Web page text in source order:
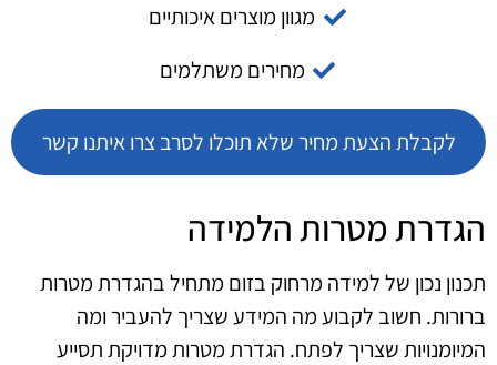
מגוון מוצרים איכותיים
מחירים משתלמים
לקבלת הצעת מחיר שלא תוכלו לסרב צרו איתנו קשר
הגדרת מטרות הלמידה
תכנון נכון של למידה מרחוק בזום מתחיל בהגדרת מטרות
ברורות. חשוב לקבוע מה המידע שצריך להעביר ומה
המיומנויות שצריך לפתח. הגדרת מטרות מדויקת תסייע